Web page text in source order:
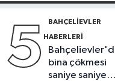
silahlı kavga
5 BAHÇELIEVLER
HABERLERI
bina çökmesi
saniye saniye